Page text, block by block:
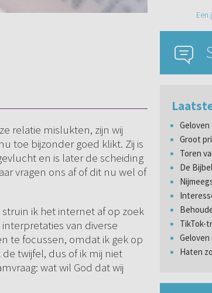
relatie mislukten, zijn wij
toe bijzonder goed klikt. Zij is
en is later de scheiding
vragen ons af of dit nu wel of
ik het internet af op zoek
van diverse
te focussen, omdat ik gek op
twijfel, dus of ik mij niet
wat wil God dat wij
Een
Groot
Toren
De
TikTok-
Haten